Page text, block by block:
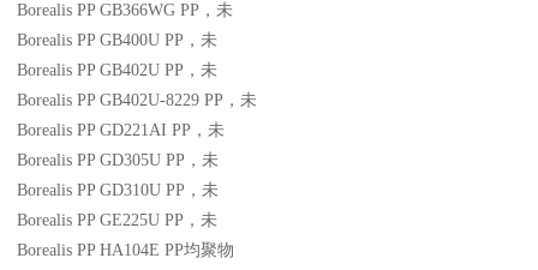
Borealis PP GB366WG PP ，未
Borealis PP GB400U PP ，未
Borealis PP GB402U PP ，未
Borealis PP GB402U-8229 PP ，未
Borealis PP GD221AI PP ，未
Borealis PP GD305U PP ，未
Borealis PP GD310U PP ，未
Borealis PP GE225U PP ，未
Borealis PP HA104E PP均聚物